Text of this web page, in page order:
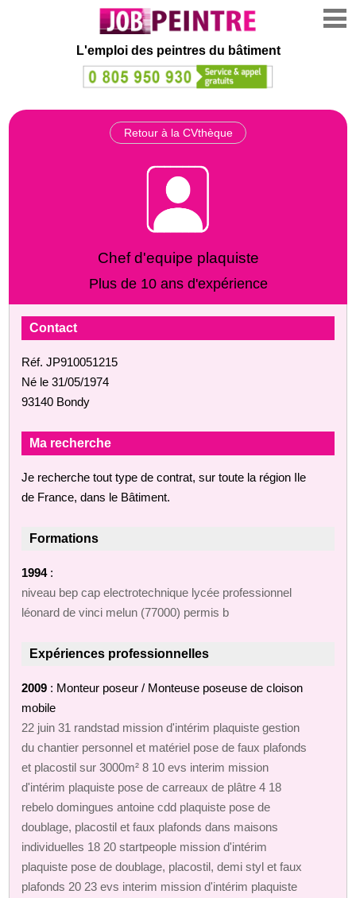
L'emploi des peintres du bâtiment
Retour à la CVthèque
Chef d'equipe plaquiste
Plus de 10 ans d'expérience
Contact
Réf. JP910051215
Né le 31/05/1974
93140 Bondy
Ma recherche
Je recherche tout type de contrat, sur toute la région Ile
de France, dans le Bâtiment.
Formations
1994:
niveau bep cap electrotechnique lycée professionnel
léonard de vinci melun (77000) permis b
Expériences professionnelles
2009 : Monteur poseur / Monteuse poseuse de cloison
mobile
22 juin 31 randstad mission d'intérim plaquiste gestion
du chantier personnel et matériel pose de faux plafonds
et placostil sur 3000m² 8 10 evs interim mission
d'intérim plaquiste pose de carreaux de plâtre 4 18
rebelo domingues antoine cdd plaquiste pose de
doublage, placostil et faux plafonds dans maisons
individuelles 18 20 startpeople mission d'intérim
plaquiste pose de doublage, placostil, demi styl et faux
plafonds 20 23 evs interim mission d'intérim plaquiste